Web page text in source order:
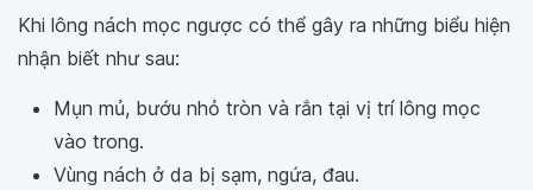
Khi lông nách mọc ngược có thể gây ra những biểu hiện
nhận biết như sau:
Mụn mủ, bướu nhỏ tròn và rắn tại vị trí lông mọc
vào trong.
Vùng nách ở da bị sạm, ngứa, đau.